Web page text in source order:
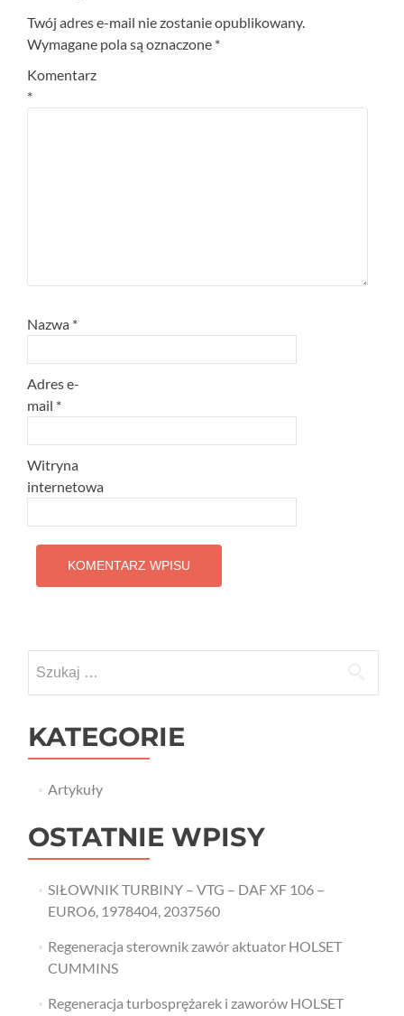
Twój adres e-mail nie zostanie opublikowany.
Wymagane pola są oznaczone *
Komentarz
*
Nazwa *
Adres e-
mail *
Witryna
internetowa
KATEGORIE
Artykuły
OSTATNIE WPISY
SIŁOWNIK TURBINY – VTG – DAF XF 106 –
EURO6, 1978404, 2037560
Regeneracja sterownik zawór aktuator HOLSET
CUMMINS
Regeneracja turbosprężarek i zaworów HOLSET